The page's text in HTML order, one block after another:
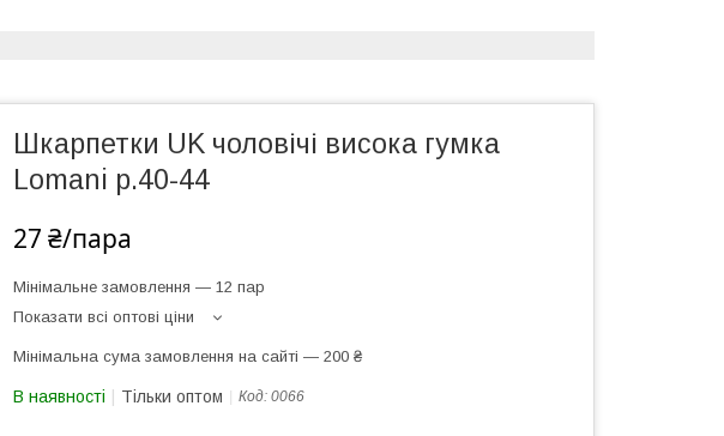
Шкарпетки UK чоловічі висока гумка
Lomani р.40-44
27 ₴/пара
Мінімальне замовлення — 12 пар
Показати всі оптові ціни
Мінімальна сума замовлення на сайті — 200 ₴
В наявності Тільки оптом Код: 0066